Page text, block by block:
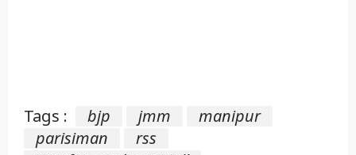
Tags : bjp jmm
manipur
parisiman
rss